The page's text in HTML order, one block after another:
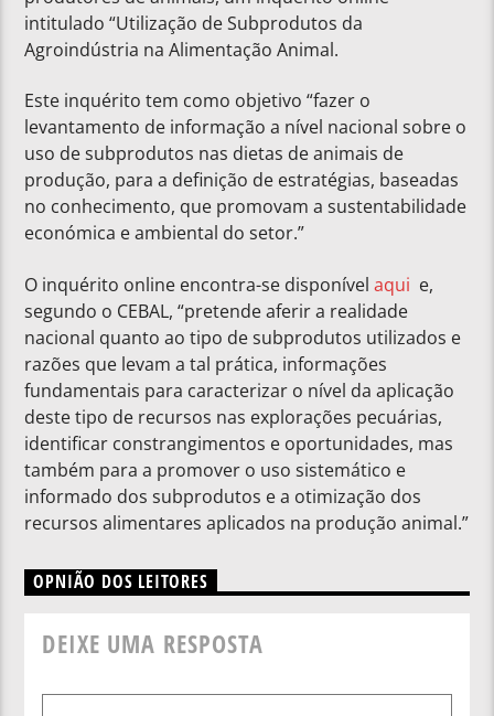
intitulado “Utilização de Subprodutos da
Agroindústria na Alimentação Animal.
Este inquérito tem como objetivo “fazer o
levantamento de informação a nível nacional sobre o
uso de subprodutos nas dietas de animais de
produção, para a definição de estratégias, baseadas
no conhecimento, que promovam a sustentabilidade
económica e ambiental do setor.”
O inquérito online encontra-se disponívelaqui e,
segundo o CEBAL, “pretende aferir a realidade
nacional quanto ao tipo de subprodutos utilizados e
razões que levam a tal prática, informações
fundamentais para caracterizar o nível da aplicação
deste tipo de recursos nas explorações pecuárias,
identificar constrangimentos e oportunidades, mas
também para a promover o uso sistemático e
informado dos subprodutos e a otimização dos
recursos alimentares aplicados na produção animal.”
OPNIÃO DOS LEITORES
DEIXE UMA RESPOSTA